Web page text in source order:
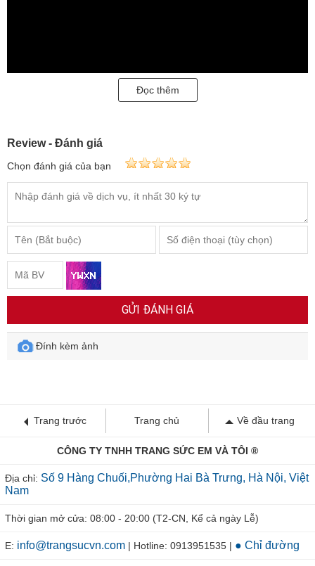
Đọc thêm
Review - Đánh giá
Chọn đánh giá của bạn
GỬI ĐÁNH GIÁ
Đính kèm ảnh
Trang trước Trang chủ Về đầu trang
CÔNG TY TNHH TRANG SỨC EM VÀ TÔI ®
Địa chỉ: Số 9 Hàng Chuối,Phường Hai Bà Trưng, Hà Nội, Việt
Nam
Thời gian mở cửa: 08:00 - 20:00 (T2-CN, Kể cả ngày Lễ)
E: info@trangsucvn.com | Hotline: 0913951535 | ● Chỉ đường